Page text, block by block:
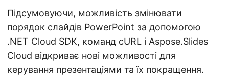
Підсумовуючи, можливість змінювати
порядок слайдів PowerPoint за допомогою
.NET Cloud SDK, команд cURL і Aspose.Slides
Cloud відкриває нові можливості для
керування презентаціями та їх покращення.